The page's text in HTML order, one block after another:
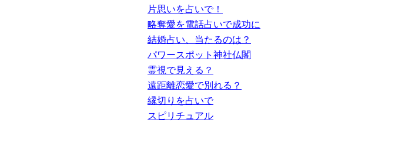
片思いを占いで！
略奪愛を電話占いで成功に
結婚占い、当たるのは？
パワースポット神社仏閣
霊視で見える？
遠距離恋愛で別れる？
縁切りを占いで
スピリチュアル